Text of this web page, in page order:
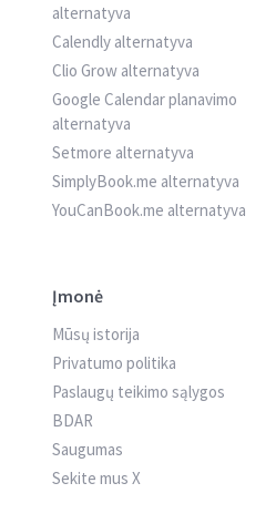
alternatyva
Calendly alternatyva
Clio Grow alternatyva
Google Calendar planavimo
alternatyva
Setmore alternatyva
SimplyBook.me alternatyva
YouCanBook.me alternatyva
Įmonė
Mūsų istorija
Privatumo politika
Paslaugų teikimo sąlygos
BDAR
Saugumas
Sekite mus X